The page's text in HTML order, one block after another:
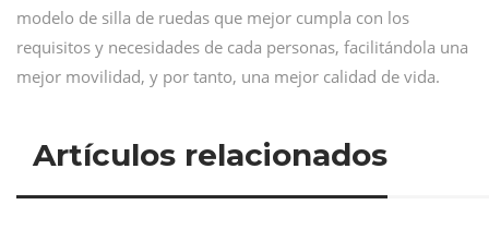
modelo de silla de ruedas que mejor cumpla con los
requisitos y necesidades de cada personas, facilitándola una
mejor movilidad, y por tanto, una mejor calidad de vida.
Artículos relacionados